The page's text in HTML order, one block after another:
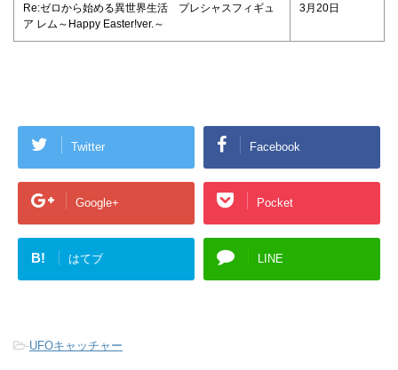
Re:ゼロから始める異世界生活 プレシャスフィギュ
ア レム～Happy Easter!ver.～
3月20日
Twitter Facebook
Google+ Pocket
B! はてブ LINE
-UFOキャッチャー